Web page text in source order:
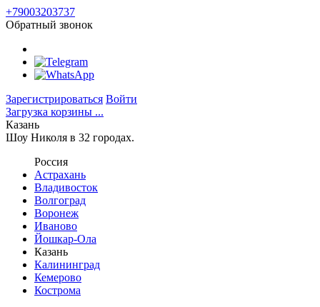
+79003203737
Обратный звонок
Зарегистрироваться Войти
Загрузка корзины ...
Казань
Шоу Николя в 32 городах.
Россия
Астрахань
Владивосток
Волгоград
Воронеж
Иваново
Йошкар-Ола
Казань
Калининград
Кемерово
Кострома